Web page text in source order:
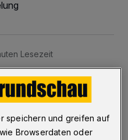
Lesezeit
speichern und greifen auf
Browserdaten oder